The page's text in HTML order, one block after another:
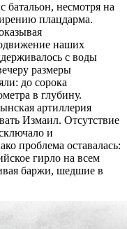
несмотря на
плацдарма.
наших
с воды
размеры
до сорока
в глубину.
артиллерия
Измаил. Отсутствие
и
проблема оставалась:
гирло на всем
баржи, шедшие в